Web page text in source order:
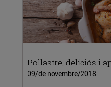
Pollastre, deliciós i
09/de novembre/2018